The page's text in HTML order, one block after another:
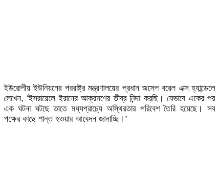
ইউরোপীয় ইউনিয়নের পররাষ্ট্র মন্ত্রণালয়ের প্রধান জসেপ বরেল এক্স হ্যান্ডেলে
লেখেন, ‘ইসরায়েলে ইরানের আক্রমণের তীব্র নিন্দা করছি। যেভাবে একের পর
এক ঘটনা ঘটছে তাতে মধ্যপ্রাচ্যে অস্থিরতার পরিবেশ তৈরি হয়েছে। সব
পক্ষের কাছে শান্ত হওয়ার আবেদন জানাচ্ছি।’